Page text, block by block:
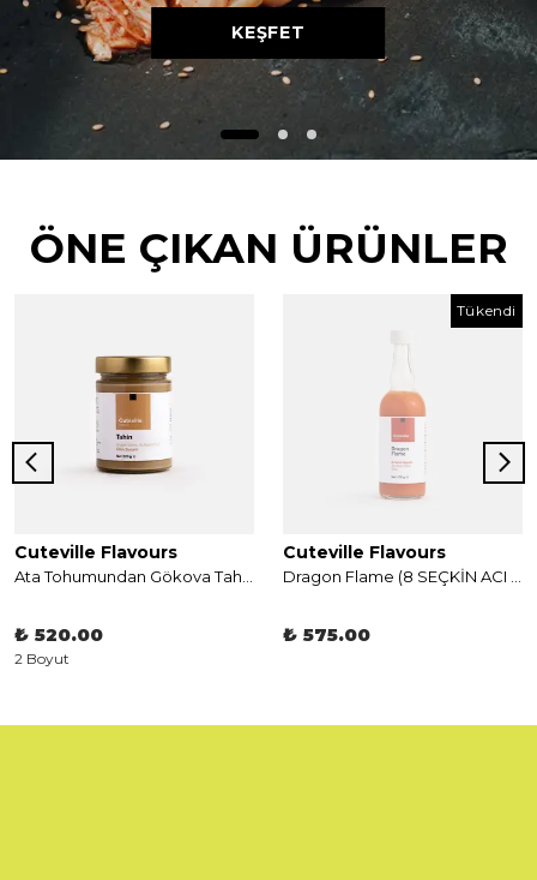
KEŞFET
ÖNE ÇIKAN ÜRÜNLER
Cuteville Flavours
₺ 520.00
2 Boyut
Tükendi
Cuteville Flavours
₺ 575.00